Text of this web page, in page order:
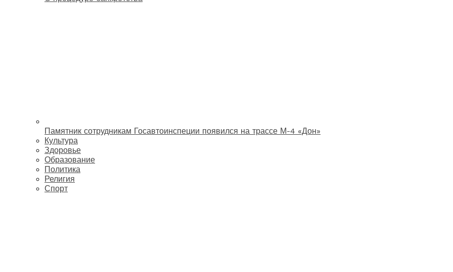
Памятник сотрудникам Госавтоинспеции появился на трассе М-4 «Дон»
Культура
Здоровье
Образование
Политика
Религия
Спорт